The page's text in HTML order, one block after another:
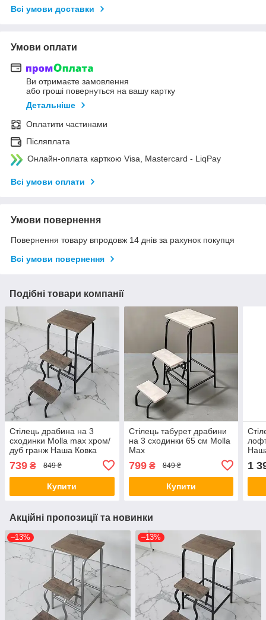
Всі умови доставки
Умови оплати
Ви отримаєте замовлення
або гроші повернуться на вашу картку
Детальніше
Оплатити частинами
Післяплата
Онлайн-оплата карткою Visa, Mastercard - LiqPay
Всі умови оплати
Умови повернення
Повернення товару впродовж 14 днів за рахунок покупця
Всі умови повернення
Подібні товари компанії
Стілець драбина на 3
сходинки Molla max хром/
дуб гранж Наша Ковка
739 ₴ 849 ₴
Купити
Стілець табурет драбини
на 3 сходинки 65 см Molla
Max
799₴ 849 ₴
Купити
1
Акційні пропозиції та новинки
–13% –13%